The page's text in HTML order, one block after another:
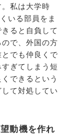
私は大学時
いる部員をま
ると自負して
で、外国の方
でも仲良くで
ぎてしまう短
できるという
て対処してい
動機を作れ